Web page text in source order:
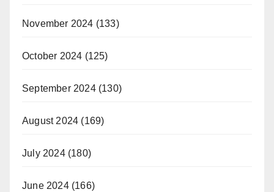
November 2024 (133)
October 2024 (125)
September 2024(130)
August 2024 (169)
July 2024(180)
June 2024(166)